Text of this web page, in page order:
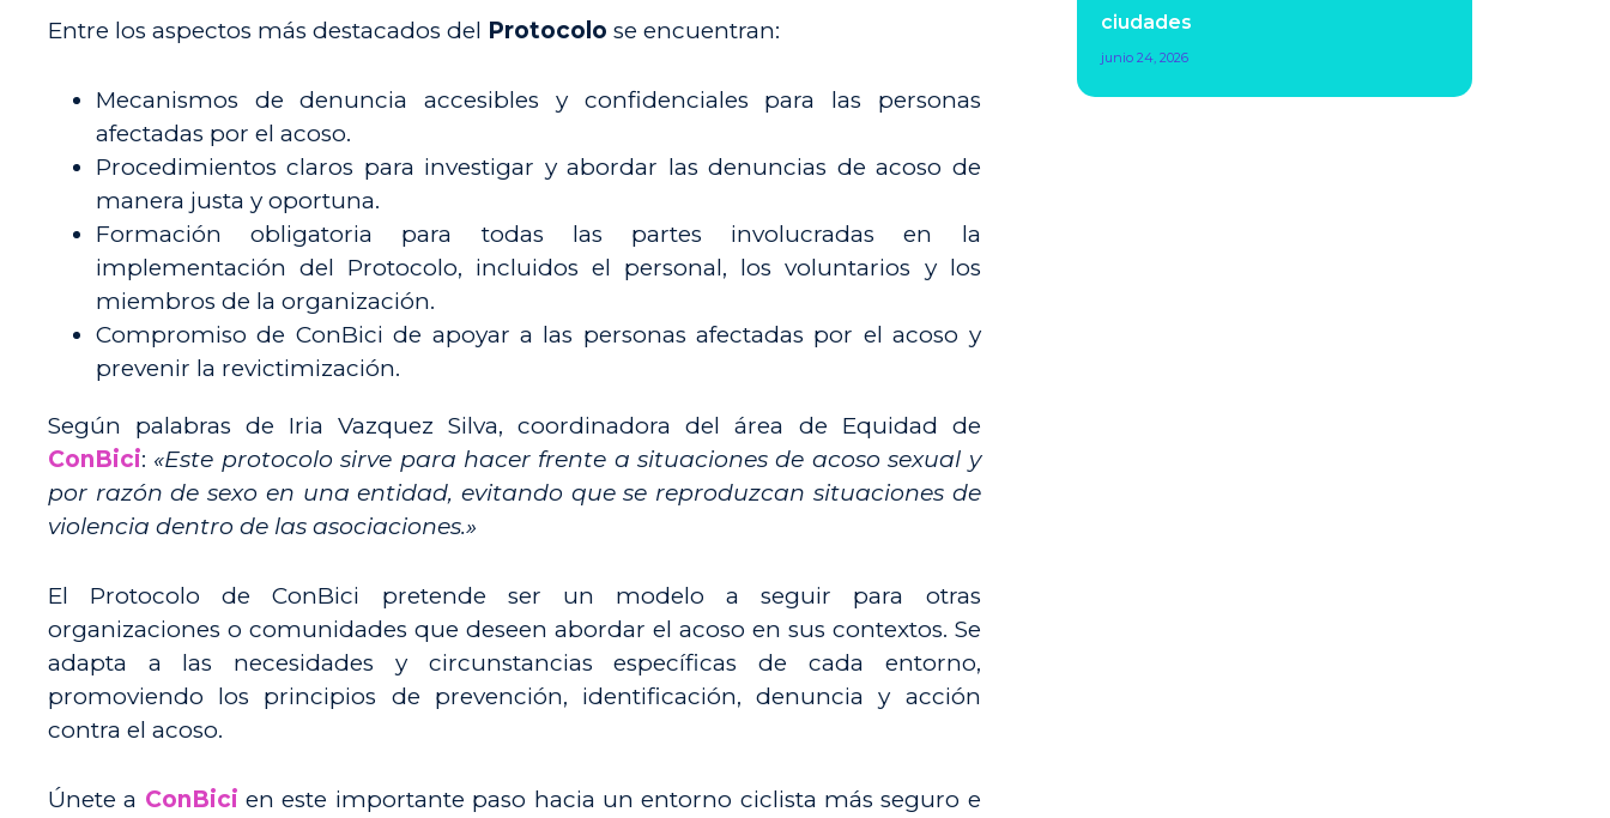
Entre los aspectos más destacados del Protocolo se encuentran:
Mecanismos de denuncia accesibles y confidenciales para las personas
afectadas por el acoso.
Procedimientos claros para investigar y abordar las denuncias de acoso de
manera justa y oportuna.
Formación obligatoria para todas las partes involucradas en la
implementación del Protocolo, incluidos el personal, los voluntarios y los
miembros de la organización.
Compromiso de ConBici de apoyar a las personas afectadas por el acoso y
prevenir la revictimización.
Según palabras de Iria Vazquez Silva, coordinadora del área de Equidad de
ConBici: «Este protocolo sirve para hacer frente a situaciones de acoso sexual y
por razón de sexo en una entidad, evitando que se reproduzcan situaciones de
violencia dentro de las asociaciones.»
El Protocolo de ConBici pretende ser un modelo a seguir para otras
organizaciones o comunidades que deseen abordar el acoso en sus contextos. Se
adapta a las necesidades y circunstancias específicas de cada entorno,
promoviendo los principios de prevención, identificación, denuncia y acción
contra el acoso.
Únete a ConBici en este importante paso hacia un entorno ciclista más seguro e
ciudades
junio 24, 2026